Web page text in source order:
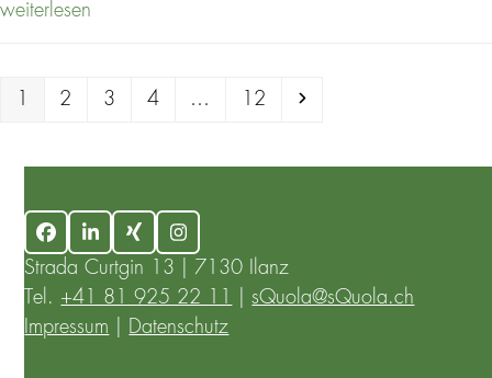
weiterlesen
Page
2 Page
3 Page
4 … Page
12 Next
FacebookLinkedInXing
Instagram
Strada Curtgin 13 | 7130 Ilanz
Tel. +41 81 925 22 11 |sQuola@sQuola.ch
Impressum
Datenschutz